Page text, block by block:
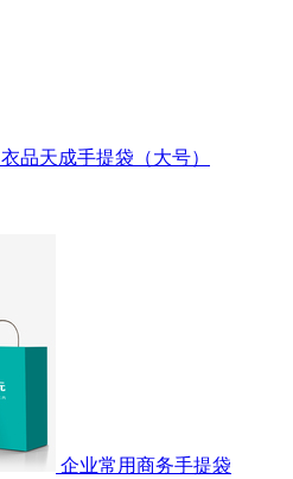
衣品天成手提袋（大号）
企业常用商务手提袋